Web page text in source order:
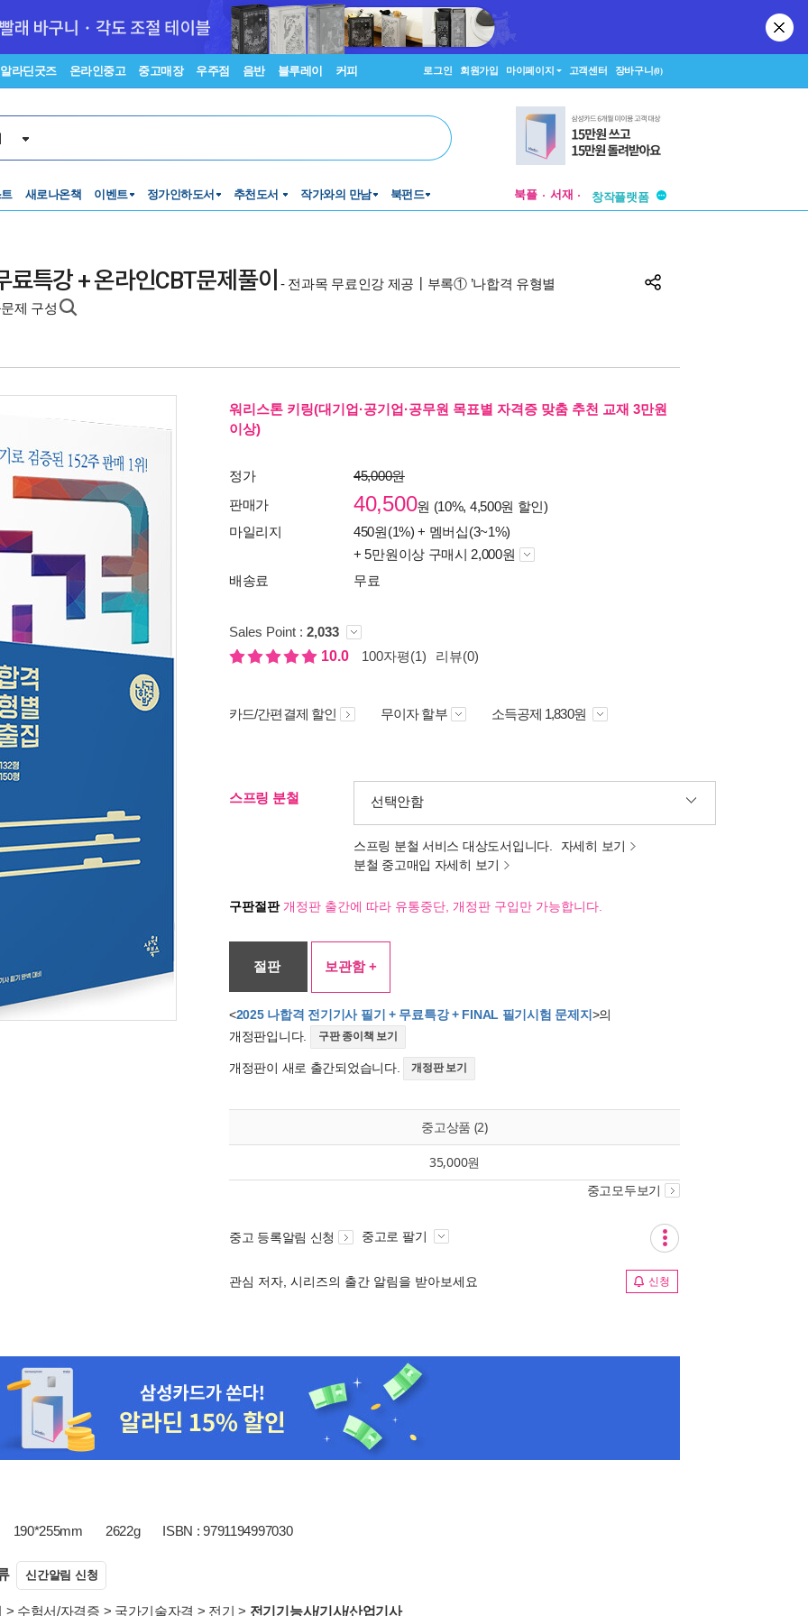
알라딘굿즈 온라인중고 중고매장 우주점 음반 블루레이 커피 로그인 회원가입 마이페이지 고객센터 장바구니(0)
새로나온책 이벤트 정가인하도서 추천도서 작가와의 만남 북펀드 북플 서재
창작플랫폼
특강 + 온라인CBT문제풀이
- 전과목 무료인강 제공┃부록① ’나합격 유형별
제 구성
워리스톤 키링(대기업·공기업·공무원 목표별 자격증 맞춤 추천 교재 3만원
이상)
정가
45,000원
판매가
40,500원 (10%, 4,500원 할인)
마일리지
450원(1%) + 멤버십(3~1%)
+ 5만원이상 구매시 2,000원
배송료
무료
Sales Point : 2,033
10.0
100자평(1) 리뷰(0)
카드/간편결제 할인 무이자 할부 소득공제 1,830원
스프링 분철 선택안함
스프링 분철 서비스 대상도서입니다.
자세히 보기
분철 중고매입 자세히 보기
구판절판개정판 출간에 따라 유통중단, 개정판 구입만 가능합니다.
절판 보관함 +
<2025 나합격 전기기사 필기 + 무료특강 + FINAL 필기시험 문제지 >의
개정판입니다.
구판 종이책 보기
개정판이 새로 출간되었습니다. 개정판 보기
중고상품 (2)
35,000원
중고모두보기
중고 등록알림 신청 중고로 팔기
관심 저자, 시리즈의 출간 알림을 받아보세요 신청
190*255mm 2622g ISBN : 9791194997030
신간알림 신청
> 수험서/자격증 > 국가기술자격 > 전기 > 전기기능사/기사/산업기사